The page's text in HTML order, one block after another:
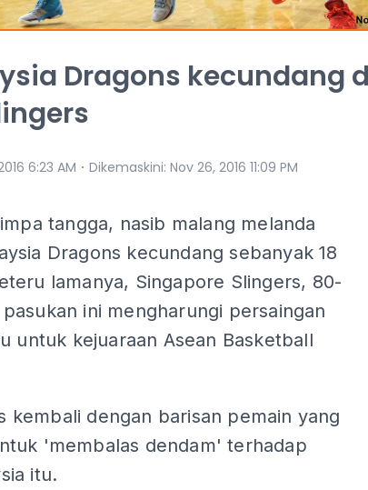
Dragons kecundang
6:23 AM ⋅ Dikemaskini: Nov 26, 2016 11:09 PM
tangga, nasib malang melanda
Dragons kecundang sebanyak 18
lamanya, Singapore Slingers, 80-
ini mengharungi persaingan
untuk kejuaraan Asean Basketball
kembali dengan barisan pemain yang
'membalas dendam' terhadap
itu.